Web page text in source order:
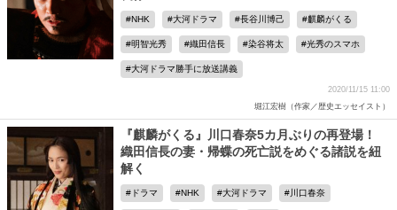
NHK 大河ドラマ 長谷川博己 麒麟がくる
明智光秀 織田信長 染谷将太 光秀のスマホ
大河ドラマ勝手に放送講義
2020/11/15 11:00
堀江宏樹（作家／歴史エッセイスト）
『麒麟がくる』川口春奈5カ月ぶりの再登場！
織田信長の妻・帰蝶の死亡説をめぐる諸説を紐
解く
ドラマ NHK 大河ドラマ 川口春奈